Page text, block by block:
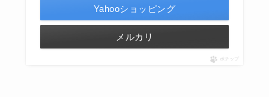
Yahooショッピング
メルカリ
ポチップ